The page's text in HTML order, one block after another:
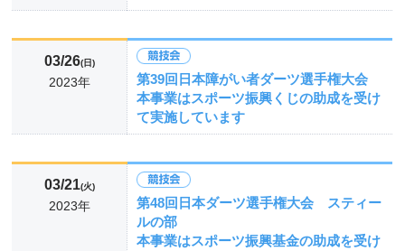
03/26(日)
2023年
第39回日本障がい者ダーツ選手権大会
本事業はスポーツ振興くじの助成を受け
て実施しています
03/21(火)
2023年
第48回日本ダーツ選手権大会 スティー
ルの部
本事業はスポーツ振興基金の助成を受け